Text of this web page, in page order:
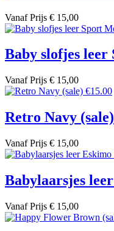
VanafPrijs € 15,00
Baby slofjes leer
VanafPrijs € 15,00
Retro Navy (sale)
VanafPrijs € 15,00
Babylaarsjes
VanafPrijs € 15,00